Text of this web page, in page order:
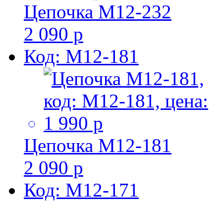
Цепочка M12-232
2 090 р
Код: M12-181
Цепочка M12-181
2 090 р
Код: M12-171